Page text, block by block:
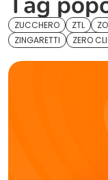
ZUCCHERO ZTL
ZINGARETTI
ZERO